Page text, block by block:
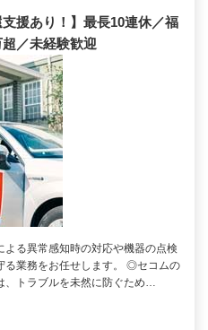
支援あり！】最長10連休／福
／未経験歓迎
よる異常感知時の対応や機器の点検
る業務をお任せします。 ◎セコムの
、トラブルを未然に防ぐため…